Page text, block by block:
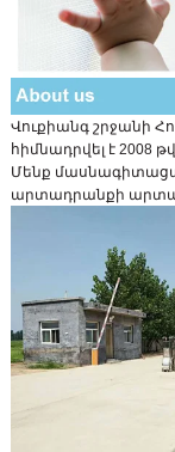
Վուքիանգ շրջանի
հիմնադրվել է 2008
Մենք
արտադրանքի